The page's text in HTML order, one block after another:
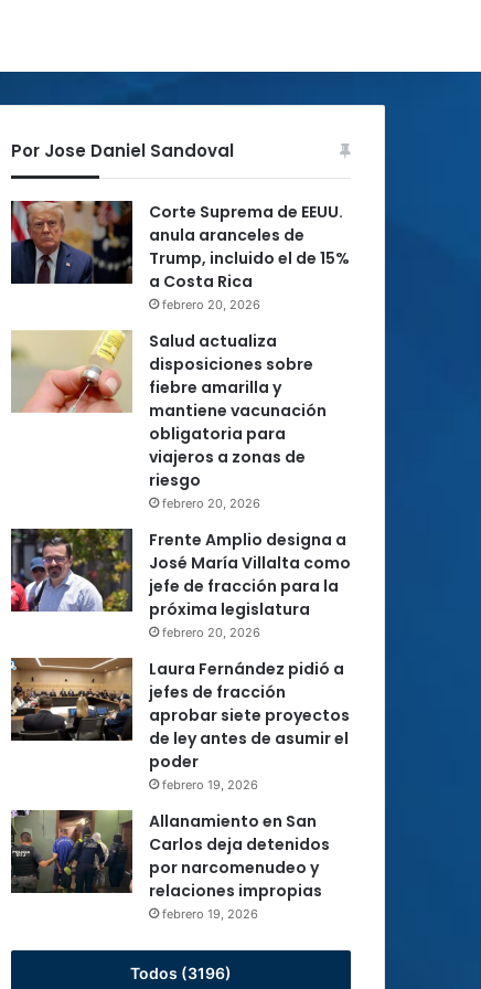
Por Jose Daniel Sandoval
Corte Suprema de EEUU.
anula aranceles de
Trump, incluido el de 15%
a Costa Rica
febrero 20, 2026
Salud actualiza
disposiciones sobre
fiebre amarilla y
mantiene vacunación
obligatoria para
viajeros a zonas de
riesgo
febrero 20, 2026
Frente Amplio designa a
José María Villalta como
jefe de fracción para la
próxima legislatura
febrero 20, 2026
Laura Fernández pidió a
jefes de fracción
aprobar siete proyectos
de ley antes de asumir el
poder
febrero 19, 2026
Allanamiento en San
Carlos deja detenidos
por narcomenudeo y
relaciones impropias
febrero 19, 2026
Todos (3196)